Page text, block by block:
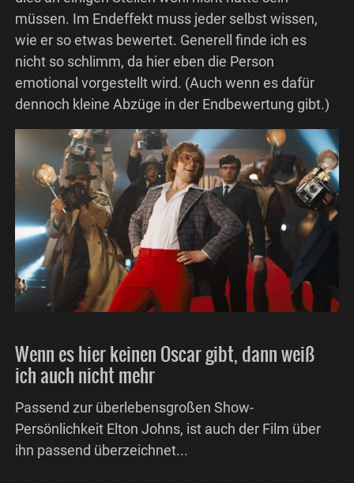
müssen. Im Endeffekt muss jeder selbst wissen,
wie er so etwas bewertet. Generell finde ich es
nicht so schlimm, da hier eben die Person
emotional vorgestellt wird. (Auch wenn es dafür
dennoch kleine Abzüge in der Endbewertung gibt.)
Wenn es hier keinen Oscar gibt, dann weiß
ich auch nicht mehr
Passend zur überlebensgroßen Show-
Persönlichkeit Elton Johns, ist auch der Film über
ihn passend überzeichnet...